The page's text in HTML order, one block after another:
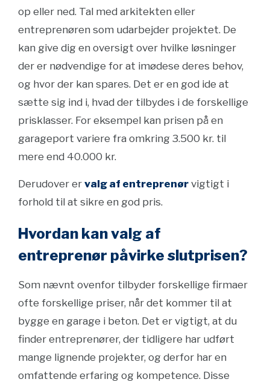
op eller ned. Tal med arkitekten eller
entreprenøren som udarbejder projektet. De
kan give dig en oversigt over hvilke løsninger
der er nødvendige for at imødese deres behov,
og hvor der kan spares. Det er en god ide at
sætte sig ind i, hvad der tilbydes i de forskellige
prisklasser. For eksempel kan prisen på en
garageport variere fra omkring 3.500 kr. til
mere end 40.000 kr.
Derudover er valg af entreprenør vigtigt i
forhold til at sikre en god pris.
Hvordan kan valg af
entreprenør påvirke slutprisen?
Som nævnt ovenfor tilbyder forskellige firmaer
ofte forskellige priser, når det kommer til at
bygge en garage i beton. Det er vigtigt, at du
finder entreprenører, der tidligere har udført
mange lignende projekter, og derfor har en
omfattende erfaring og kompetence. Disse